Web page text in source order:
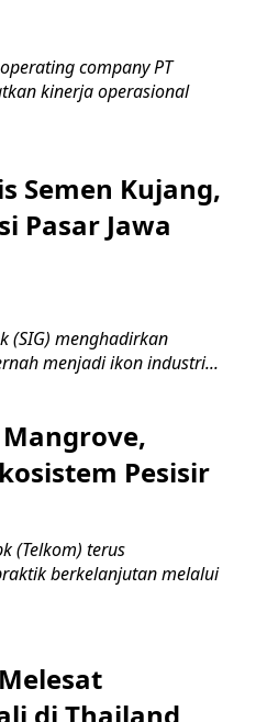
operating company PT
kinerja operasional
Semen Kujang,
Pasar Jawa
(SIG) menghadirkan
menjadi ikon industri...
Pesisir
(Telkom) terus
berkelanjutan melalui